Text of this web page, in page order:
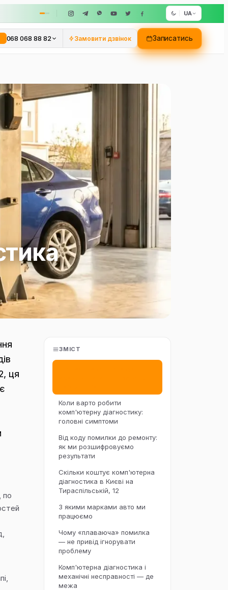
UA
068 068 88 82 Замовити дзвінок Записатись
ця
по
ЗМІСТ
Коли варто робити
комп'ютерну діагностику:
головні симптоми
Від коду помилки до ремонту:
як ми розшифровуємо
результати
Скільки коштує комп'ютерна
діагностика в Києві на
Тираспільській, 12
З якими марками авто ми
працюємо
Чому «плаваюча» помилка
— не привід ігнорувати
проблему
Комп'ютерна діагностика і
механічні несправності — де
межа